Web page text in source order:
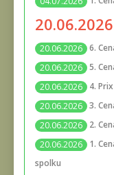
20.06.2026
20.06.2026 6.
20.06.2026 5.
20.06.2026
4.
20.06.2026 3.
20.06.2026
2.
20.06.2026
1.
spolku